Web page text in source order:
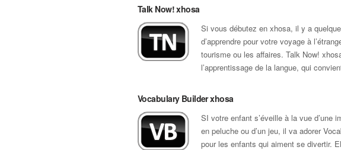
Talk Now! xhosa
Si vous débutez en xhosa, il y a
d’apprendre pour votre voyage à
tourisme ou les affaires. Talk Now!
l’apprentissage de la langue, qui
Vocabulary Builder xhosa
SI votre enfant s’éveille à la vue d’une
en peluche ou d’un jeu, il va adorer
pour les enfants qui aiment se divertir.